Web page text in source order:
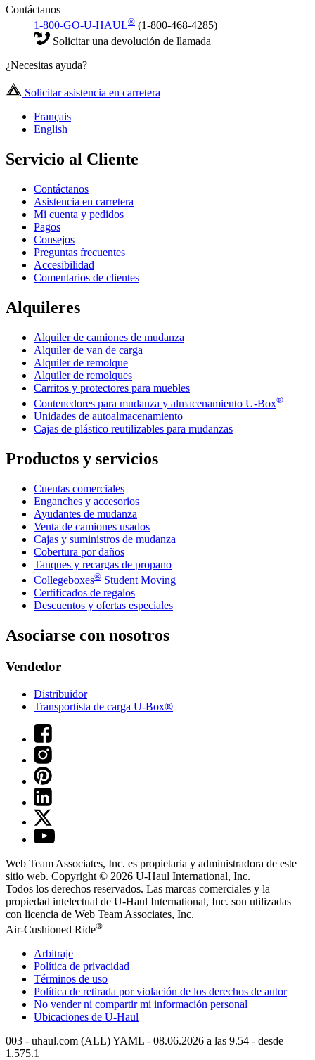
Contáctanos
1-800-GO-U-HAUL® (1-800-468-4285)
Solicitar una devolución de llamada
¿Necesitas ayuda?
Solicitar asistencia en carretera
Français
English
Servicio al Cliente
Contáctanos
Asistencia en carretera
Mi cuenta y pedidos
Pagos
Consejos
Preguntas frecuentes
Accesibilidad
Comentarios de clientes
Alquileres
Alquiler de camiones de mudanza
Alquiler de van de carga
Alquiler de remolque
Alquiler de remolques
Carritos y protectores para muebles
Contenedores para mudanza y almacenamiento U-Box®
Unidades de autoalmacenamiento
Cajas de plástico reutilizables para mudanzas
Productos y servicios
Cuentas comerciales
Enganches y accesorios
Ayudantes de mudanza
Venta de camiones usados
Cajas y suministros de mudanza
Cobertura por daños
Tanques y recargas de propano
Collegeboxes® Student Moving
Certificados de regalos
Descuentos y ofertas especiales
Asociarse con nosotros
Vendedor
Distribuidor
Transportista de carga U-Box®
Web Team Associates, Inc. es propietaria y administradora de este
sitio web. Copyright © 2026 U-Haul International, Inc.
Todos los derechos reservados. Las marcas comerciales y la
propiedad intelectual de U-Haul International, Inc. son utilizadas
con licencia de Web Team Associates, Inc.
Air-Cushioned Ride®
Arbitraje
Política de privacidad
Términos de uso
Política de retirada por violación de los derechos de autor
No vender ni compartir mi información personal
Ubicaciones de U-Haul
003 - uhaul.com (ALL) YAML - 08.06.2026 a las 9.54 - desde
1.575.1